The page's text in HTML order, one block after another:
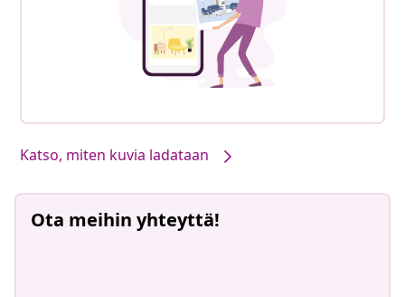
Katso, miten kuvia ladataan
Ota meihin yhteyttä!